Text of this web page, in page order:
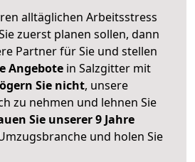
alltäglichen Arbeitsstress
zuerst planen sollen, dann
Partner für Sie und stellen
Angebote in Salzgitter mit
Sie nicht, unsere
zu nehmen und lehnen Sie
Sie unserer 9 Jahre
und holen Sie